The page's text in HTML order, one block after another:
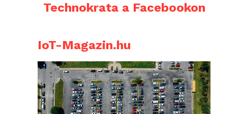
Technokrata a Facebookon
IoT-Magazin.hu